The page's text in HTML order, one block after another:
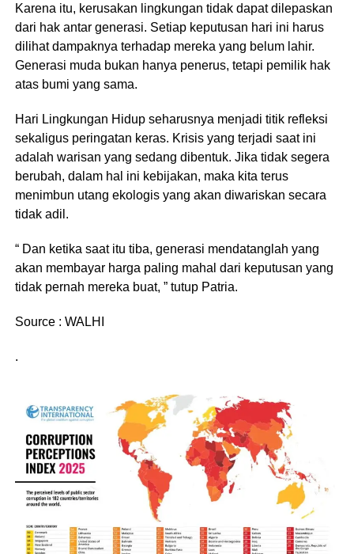
Karena itu, kerusakan lingkungan tidak dapat dilepaskan
dari hak antar generasi. Setiap keputusan hari ini harus
dilihat dampaknya terhadap mereka yang belum lahir.
Generasi muda bukan hanya penerus, tetapi pemilik hak
atas bumi yang sama.
Hari Lingkungan Hidup seharusnya menjadi titik refleksi
sekaligus peringatan keras. Krisis yang terjadi saat ini
adalah warisan yang sedang dibentuk. Jika tidak segera
berubah, dalam hal ini kebijakan, maka kita terus
menimbun utang ekologis yang akan diwariskan secara
tidak adil.
“ Dan ketika saat itu tiba, generasi mendatanglah yang
akan membayar harga paling mahal dari keputusan yang
tidak pernah mereka buat, ” tutup Patria.
Source : WALHI
.